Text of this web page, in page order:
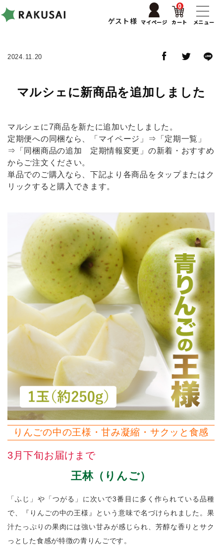
ゲスト様 マイページ カート
0
メニュー
2024.11.20
マルシェに新商品を追加しました
マルシェに7商品を新たに追加いたしました。
定期便への同梱なら、「マイページ」⇒「定期一覧」
⇒「同梱商品の追加 定期情報変更」の新着・おすすめ
からご注文ください。
単品でのご購入なら、下記より各商品をタップまたはク
リックすると購入できます。
りんごの中の王様・甘み凝縮・サクッと食感
3月下旬お届けまで
王林（りんご）
「ふじ」や「つがる」に次いで3番目に多く作られている品種
で、『りんごの中の王様』という意味で名づけられました。果
汁たっぷりの果肉には強い甘みが感じられ、芳醇な香りとサク
っとした食感が特徴の青りんごです。